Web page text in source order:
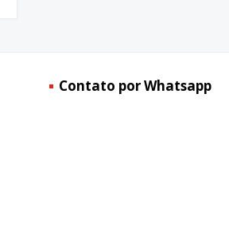
Contato por Whatsapp